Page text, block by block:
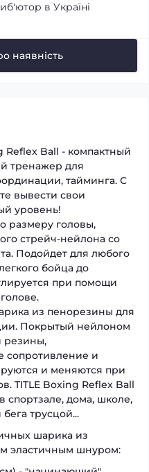
в Україні
наявність
Reflex Ball - компактный
тренажер для
тайминга. С
вывести свои
уровень!
размеру головы,
стрейч-нейлона со
Подойдет для любого
бойца до
при помощи
из пенорезины для
Покрытый нейлоном
резины,
сопротивление и
и меняются при
TITLE Boxing Reflex Ball
спортзале, дома, школе,
трусцой...
шарика из
эластичным шнуром: